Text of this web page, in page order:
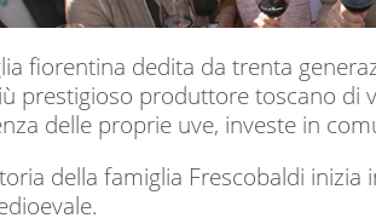
fiorentina dedita da trenta
prestigioso produttore toscano di
delle proprie uve, investe in
della famiglia Frescobaldi inizia